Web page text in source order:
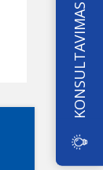
KONSULTAVIMAS